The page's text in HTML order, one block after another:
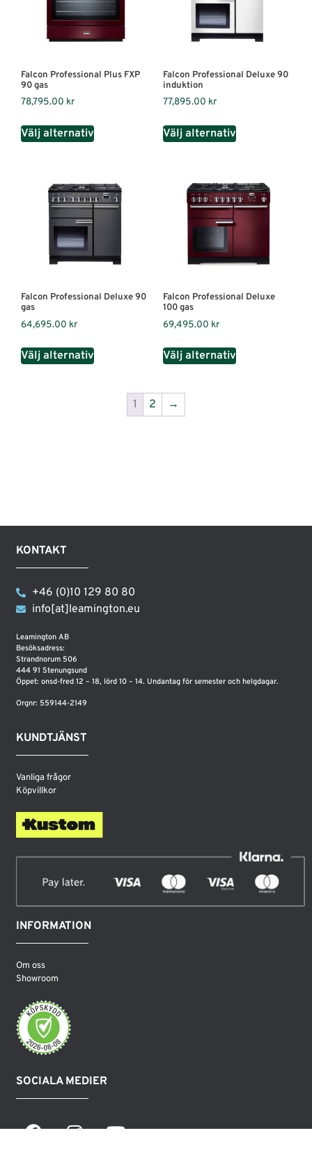
Falcon Professional Plus FXP
90 gas
78,795.00 kr
Välj alternativ
Falcon Professional Deluxe 90
induktion
77,895.00 kr
Välj alternativ
Falcon Professional Deluxe 90
gas
64,695.00 kr
Välj alternativ
Falcon Professional Deluxe
100 gas
69,495.00 kr
Välj alternativ
1 2 →
KONTAKT
+46 (0)10 129 80 80
info[at]leamington.eu
Leamington AB
Besöksadress:
Strandnorum 506
444 91 Stenungsund
Öppet: onsd-fred 12 – 18, lörd 10 – 14. Undantag för semester och helgdagar.
Orgnr: 559144-2149
KUNDTJÄNST
Vanliga frågor
Köpvillkor
INFORMATION
Om oss
Showroom
SOCIALA MEDIER